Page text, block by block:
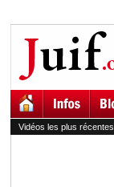
Vidéos les plus récentes